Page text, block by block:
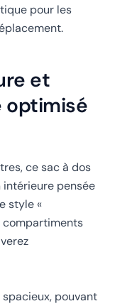
pour les
et
optimisé
ce sac à dos
intérieure pensée
style «
compartiments
pouvant